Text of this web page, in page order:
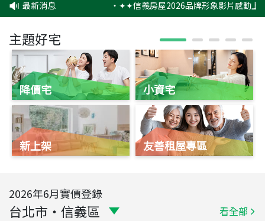
最新消息 ‧✦✦信義房屋2026品牌形象影片感動上
主題好宅
降價宅
新上架
小資宅
友善租屋專區
2026年6月實價登錄
台北市 ・ 信義區 看全部